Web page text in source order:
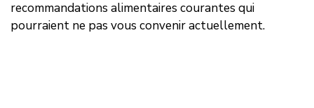
recommandations alimentaires courantes qui
pourraient ne pas vous convenir actuellement.